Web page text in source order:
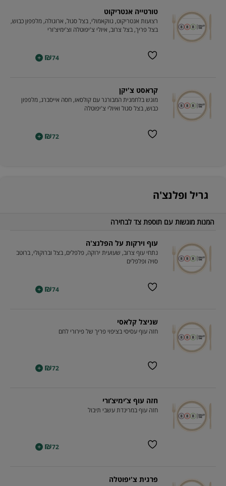
טורטייה אנטריקוט
רצועות אנטריקוט, גווקאמולי, בצל סגול, ארוגולה, מלפפון כבוש,
בצל פריך, בצל צרוב, איולי צ'יפוטלה וצ'ימיצ'ורי
₪74
+
קראסט צ'יקן
מוגש בלחמנית המבורגר עם קולסאו, חסה אייסברג, מלפפון
כבוש, בצל סגול ואיולי צ'יפוטלה
₪72
+
גריל ופלנצ'ה
המנות מוגשות עם תוספת צד לבחירה
עוף וירקות על הפלנצ'ה
נתחי עוף צרוב, שעועית ירוקה, פלפלים, בצל וברוקולי, ברוטב
סויה ופלפלים
₪74
+
שניצל קלאסי
חזה עוף עסיסי בציפוי פריך של פירורי לחם
₪72
+
חזה עוף צ’ימיצ’ורי
חזה עוף במרינדת עשבי תיבול
₪72
+
פרגית צ'יפוטלה